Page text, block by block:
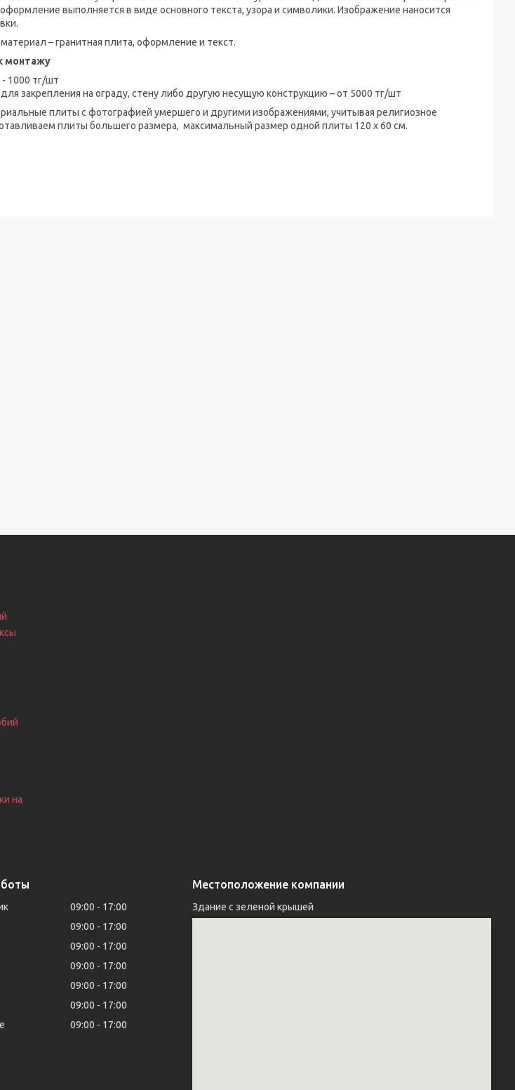
выполняется в виде основного текста, узора и символики. Изображение наносится
– гранитная плита, оформление и текст.
монтажу
1000 тг/шт
закрепления на ограду, стену либо другую несущую конструкцию – от 5000 тг/шт
плиты с фотографией умершего и другими изображениями, учитывая религиозное
плиты большего размера, максимальный размер одной плиты 120 х 60 см.
на
09:00
17:00
09:00
17:00
09:00
17:00
09:00
17:00
09:00
17:00
09:00
17:00
09:00 17:00
Местоположение компании
Здание с зеленой крышей